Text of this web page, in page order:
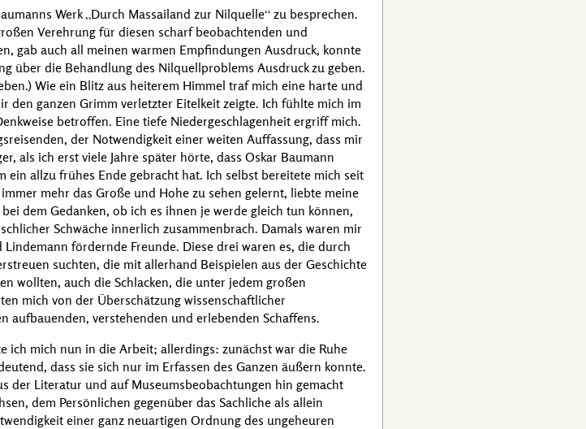
Werk Durch Massailand zur Nilquelle zu besprechen.
Verehrung für diesen scharf beobachtenden und
gab auch all meinen warmen Empfindungen Ausdruck, konnte
über die Behandlung des Nilquellproblems Ausdruck zu geben.
Wie ein Blitz aus heiterem Himmel traf mich eine harte und
den ganzen Grimm verletzter Eitelkeit zeigte. Ich fühlte mich im
betroffen. Eine tiefe Niedergeschlagenheit ergriff mich.
der Notwendigkeit einer weiten Auffassung, dass mir
als ich erst viele Jahre später hörte, dass Oskar Baumann
allzu frühes Ende gebracht hat. Ich selbst bereitete mich seit
mehr das Große und Hohe zu sehen gelernt, liebte meine
dem Gedanken, ob ich es ihnen je werde gleich tun können,
Schwäche innerlich zusammenbrach. Damals waren mir
Lindemann fördernde Freunde. Diese drei waren es, die durch
suchten, die mit allerhand Beispielen aus der Geschichte
wollten, auch die Schlacken, die unter jedem großen
mich von der Überschätzung wissenschaftlicher
aufbauenden, verstehenden und erlebenden Schaffens.
ich mich nun in die Arbeit; allerdings: zunächst war die Ruhe
dass sie sich nur im Erfassen des Ganzen äußern konnte.
der Literatur und auf Museumsbeobachtungen hin gemacht
dem Persönlichen gegenüber das Sachliche als allein
einer ganz neuartigen Ordnung des ungeheuren